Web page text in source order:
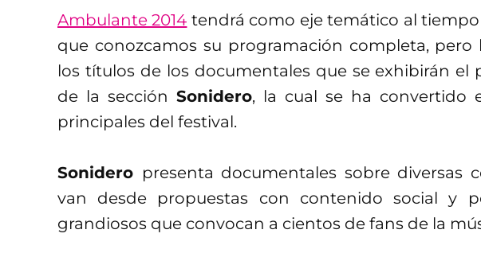
Ambulante 2014 tendrá como eje temático al
que conozcamos su programación completa,
los títulos de los documentales que se exhibirán
de la sección Sonidero, la cual se ha convertido
principales del festival.
Sonidero presenta documentales sobre diversas
van desde propuestas con contenido social y
grandiosos que convocan a cientos de fans de la